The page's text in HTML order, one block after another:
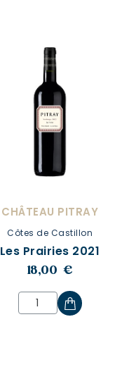
CHÂTEAU PITRAY
Côtes de Castillon
Les Prairies 2021
18,00 €